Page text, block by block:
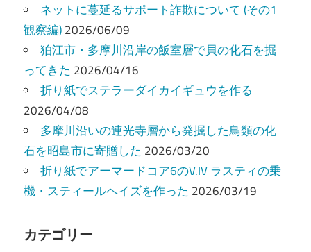
ネットに蔓延るサポート詐欺について (その1
観察編)2026/06/09
狛江市・多摩川沿岸の飯室層で貝の化石を掘
ってきた 2026/04/16
折り紙でステラーダイカイギュウを作る
2026/04/08
多摩川沿いの連光寺層から発掘した鳥類の化
石を昭島市に寄贈した 2026/03/20
折り紙でアーマードコア6のV.IV ラスティの乗
機・スティールヘイズを作った 2026/03/19
カテゴリー